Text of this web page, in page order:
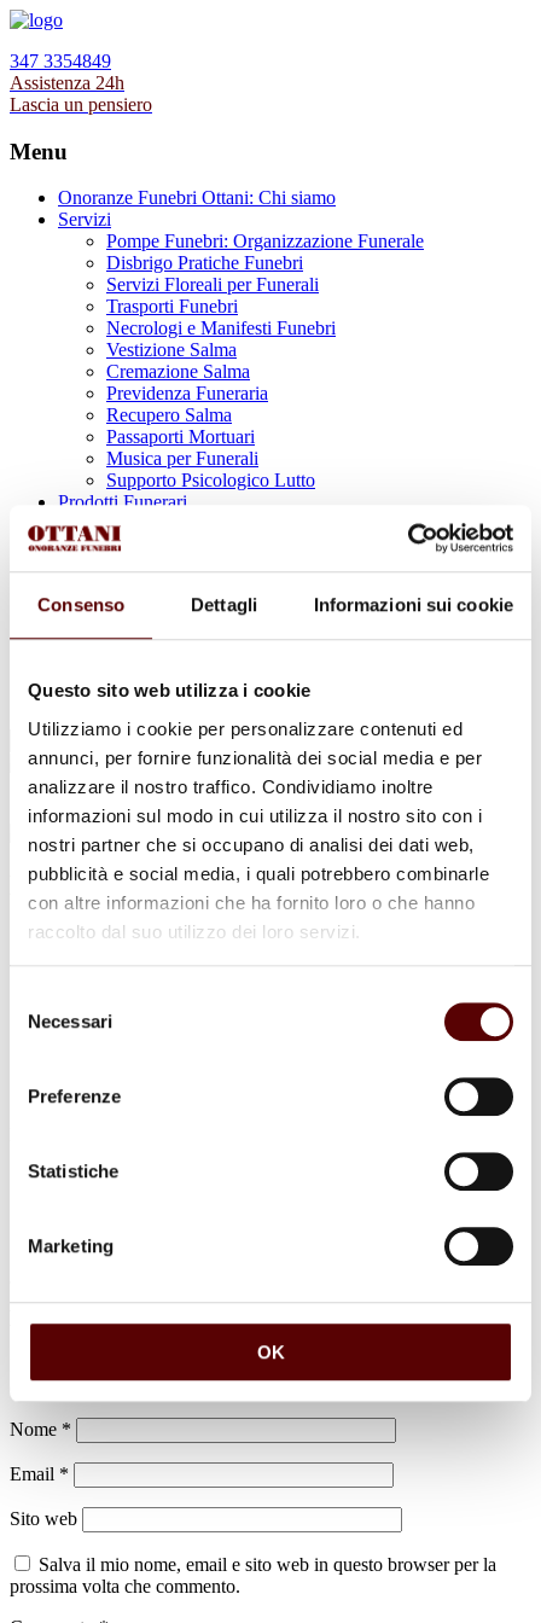
Consenso Dettagli Informazioni sui cookie
Questo sito web utilizza i cookie
Utilizziamo i cookie per personalizzare contenuti ed
annunci, per fornire funzionalità dei social media e per
analizzare il nostro traffico. Condividiamo inoltre
informazioni sul modo in cui utilizza il nostro sito con i
nostri partner che si occupano di analisi dei dati web,
pubblicità e social media, i quali potrebbero combinarle
con altre informazioni che ha fornito loro o che hanno
raccolto dal suo utilizzo dei loro servizi.
delNecessari
Preferenze
Statistiche
Marketing
OK
347 3354849
Assistenza 24h
Lascia un pensiero
Menu
Onoranze Funebri Ottani: Chi siamo
Servizi
Pompe Funebri: Organizzazione Funerale
Disbrigo Pratiche Funebri
Servizi Floreali per Funerali
Trasporti Funebri
Necrologi e Manifesti Funebri
Vestizione Salma
Cremazione Salma
Previdenza Funeraria
Recupero Salma
Passaporti Mortuari
Musica per Funerali
Supporto Psicologico Lutto
Prodotti Funerari
Lapidi, Lastre tombali e Monumenti Funerari
Urne Cinerarie
Allestimento Funebre
In caso di decesso
Necrologi
Info e Contatti
Cerca
per:
Bruno Rabboni
7 Agosto 1947 - 9 Febbraio 2022
Lascia un commento
Il tuo indirizzo email non sarà pubblicato.
contrassegnati*
Nome *
Email *
Sito web
Salva il mio nome, email e sito web in questo browser per la
prossima volta che commento.